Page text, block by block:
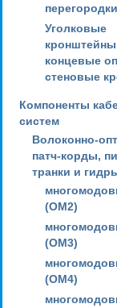
перегородки
Уголковые
концевые
стеновые
Компоненты
систем
Волоконно-
патч-корды,
транки и
(OM2)
(OM3)
(OM4)